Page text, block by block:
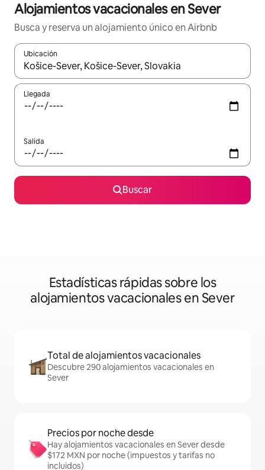
Alojamientos vacacionales en Sever
Busca y reserva un alojamiento único en Airbnb
Ubicación
Cuando los resultados estén disponibles, podrás navegar
Llegada
Salida
Buscar
Estadísticas rápidas sobre los
alojamientos vacacionales en Sever
Total de alojamientos vacacionales
Descubre 290 alojamientos vacacionales en
Sever
Precios por noche desde
Hay alojamientos vacacionales en Sever desde
$172 MXN por noche (impuestos y tarifas no
incluidos)